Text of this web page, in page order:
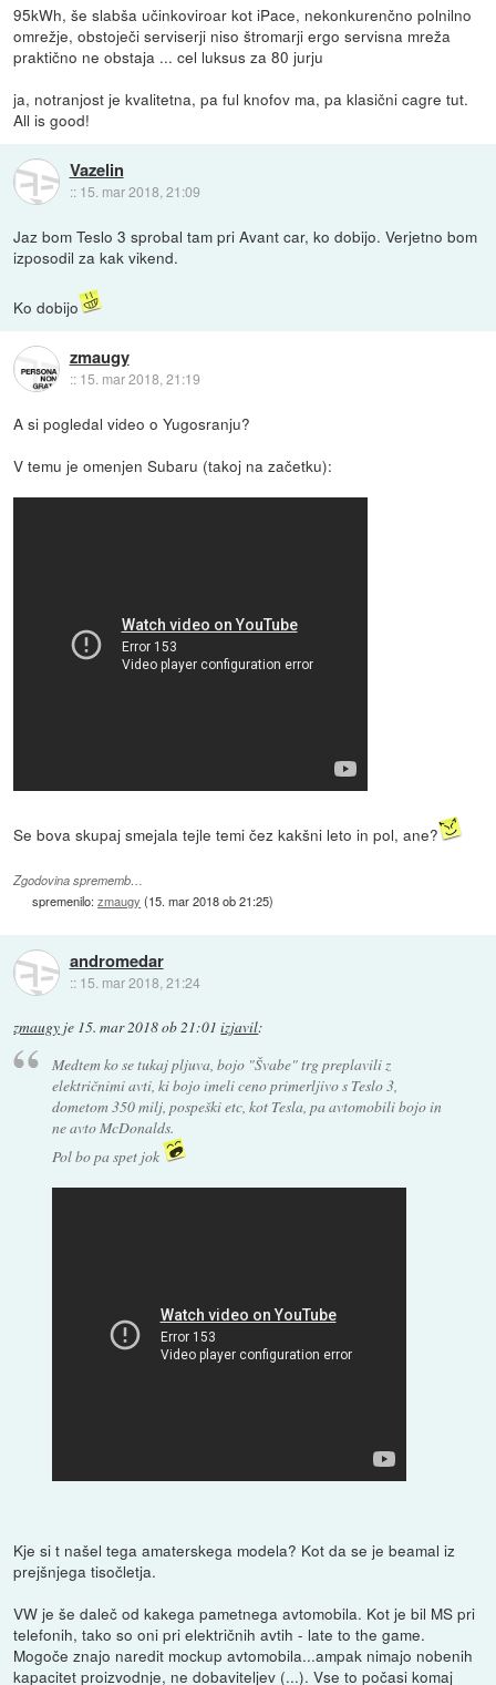
95kWh, še slabša učinkoviroar kot iPace, nekonkurenčno polnilno
omrežje, obstoječi serviserji niso štromarji ergo servisna mreža
praktično ne obstaja ... cel luksus za 80 jurju
ja, notranjost je kvalitetna, pa ful knofov ma, pa klasični cagre tut.
All is good!
Vazelin
:: 15. mar 2018, 21:09
Jaz bom Teslo 3 sprobal tam pri Avant car, ko dobijo. Verjetno bom
izposodil za kak vikend.
Ko dobijo
zmaugy
:: 15. mar 2018, 21:19
A si pogledal video o Yugosranju?
V temu je omenjen Subaru (takoj na začetku):
Se bova skupaj smejala tejle temi čez kakšni leto in pol, ane?
Zgodovina sprememb…
spremenilo:zmaugy (15. mar 2018 ob 21:25)
andromedar
:: 15. mar 2018, 21:24
zmaugy je 15. mar 2018 ob 21:01 izjavil:
Medtem ko se tukaj pljuva, bojo "Švabe" trg preplavili z
električnimi avti, ki bojo imeli ceno primerljivo s Teslo 3,
dometom 350 milj, pospeški etc, kot Tesla, pa avtomobili bojo in
ne avto McDonalds.
Pol bo pa spet jok
Kje si t našel tega amaterskega modela? Kot da se je beamal iz
prejšnjega tisočletja.
VW je še daleč od kakega pametnega avtomobila. Kot je bil MS pri
telefonih, tako so oni pri električnih avtih - late to the game.
Mogoče znajo naredit mockup avtomobila...ampak nimajo nobenih
kapacitet proizvodnje, ne dobaviteljev (...). Vse to počasi komaj